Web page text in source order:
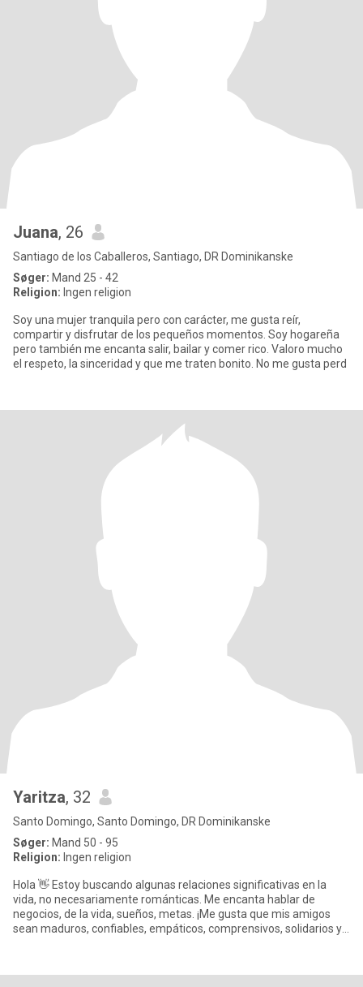
Juana, 26
Santiago de los Caballeros, Santiago, DR Dominikanske
Søger: Mand 25 - 42
Religion: Ingen religion
Soy una mujer tranquila pero con carácter, me gusta reír,
compartir y disfrutar de los pequeños momentos. Soy hogareña
pero también me encanta salir, bailar y comer rico. Valoro mucho
el respeto, la sinceridad y que me traten bonito. No me gusta perd
Yaritza, 32
Santo Domingo, Santo Domingo, DR Dominikanske
Søger: Mand 50 - 95
Religion: Ingen religion
Hola 👋 Estoy buscando algunas relaciones significativas en la
vida, no necesariamente románticas. Me encanta hablar de
negocios, de la vida, sueños, metas. ¡Me gusta que mis amigos
sean maduros, confiables, empáticos, comprensivos, solidarios y